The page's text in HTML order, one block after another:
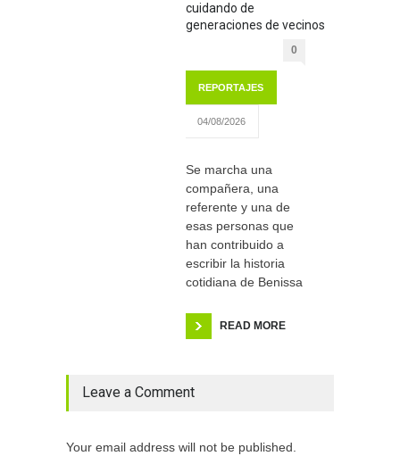
cuidando de
generaciones de vecinos
0
REPORTAJES
04/08/2026
Se marcha una
compañera, una
referente y una de
esas personas que
han contribuido a
escribir la historia
cotidiana de Benissa
READ MORE
Leave a Comment
Your email address will not be published.